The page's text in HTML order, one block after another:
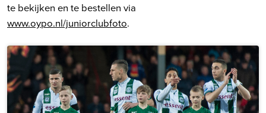
te bekijken en te bestellen via
www.oypo.nl/juniorclubfoto.